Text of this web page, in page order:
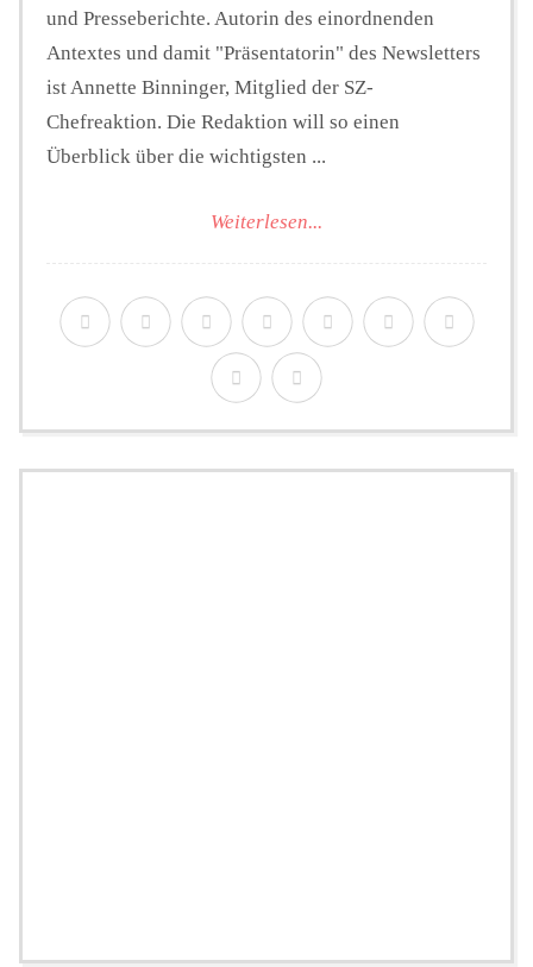
und Presseberichte. Autorin des einordnenden
Antextes und damit "Präsentatorin" des Newsletters
ist Annette Binninger, Mitglied der SZ-
Chefreaktion. Die Redaktion will so einen
Überblick über die wichtigsten ...
Weiterlesen...